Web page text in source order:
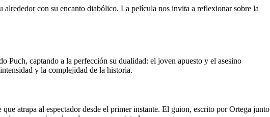
con su encanto diabólico. La película nos invita a reflexionar sobre la
Puch, captando a la perfección su dualidad: el joven apuesto y el asesino
y la complejidad de la historia.
atrapa al espectador desde el primer instante. El guion, escrito por Ortega junto